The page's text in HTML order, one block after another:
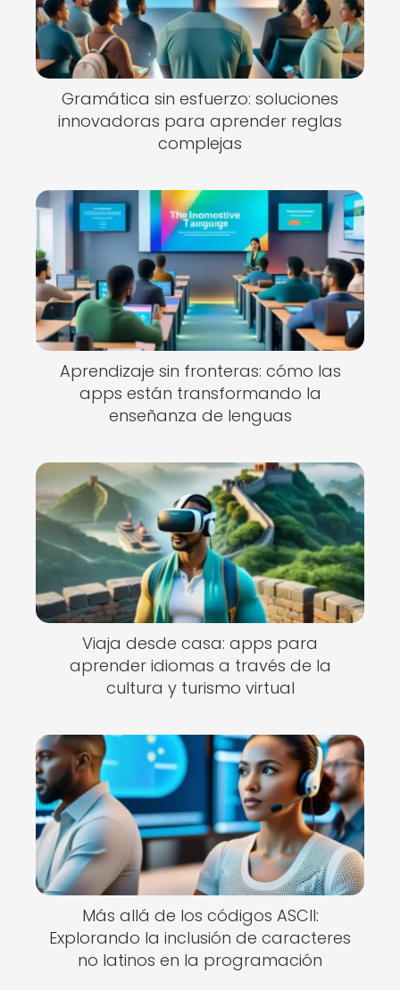
Gramática sin esfuerzo: soluciones
innovadoras para aprender reglas
complejas
Aprendizaje sin fronteras: cómo las
apps están transformando la
enseñanza de lenguas
Viaja desde casa: apps para
aprender idiomas a través de la
cultura y turismo virtual
Más allá de los códigos ASCII:
Explorando la inclusión de caracteres
no latinos en la programación